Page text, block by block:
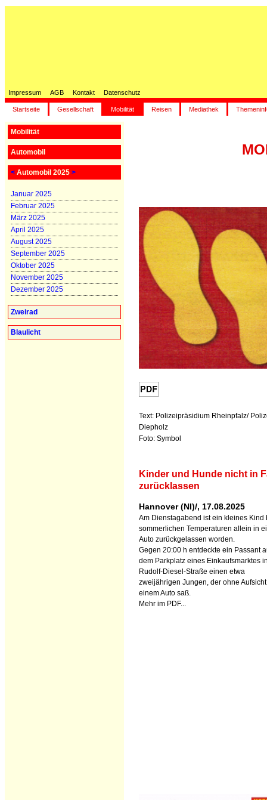
Impressum AGB Kontakt Datenschutz
Startseite Gesellschaft Mobilität Reisen Mediathek
Mobilität
Automobil
< Automobil 2025 >
Januar 2025
Februar 2025
März 2025
April 2025
August 2025
September 2025
Oktober 2025
November 2025
Dezember 2025
Zweirad
Blaulicht
Text: Polizeipräsidium Rheinpfalz/
Diepholz
Foto: Symbol
Kinder und Hunde nicht in
zurücklassen
Hannover (NI)/, 17.08.2025
Am Dienstagabend ist ein kleines Kind
sommerlichen Temperaturen allein in
Auto zurückgelassen worden.
Gegen 20:00 h entdeckte ein Passant
dem Parkplatz eines Einkaufsmarktes
Rudolf-Diesel-Straße einen etwa
zweijährigen Jungen, der ohne
einem Auto saß.
Mehr im PDF...